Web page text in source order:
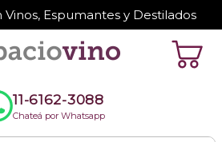
Vinos, Espumantes y Destilados
11-6162-3088
Chateá por Whatsapp